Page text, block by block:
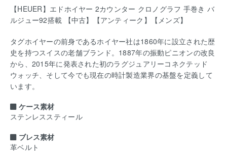
【HEUER】エドホイヤー 2カウンター クロノグラフ 手巻き バ
ルジュー92搭載 【中古】【アンティーク】【メンズ】
タグホイヤーの前身であるホイヤー社は1860年に設立された歴
史を持つスイスの老舗ブランド。1887年の振動ピニオンの改良
から、2015年に発表された初のラグジュアリーコネクテッド
ウォッチ、そして今でも現在の時計製造業界の基盤を定義して
います。
ケース素材
ステンレススティール
ブレス素材
革ベルト